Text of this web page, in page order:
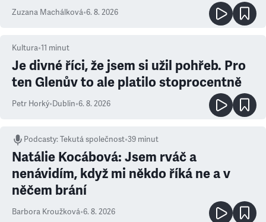
Zuzana Machálková•6. 8. 2026
Kultura•11 minut
Je divné říci, že jsem si užil pohřeb. Pro
ten Glenův to ale platilo stoprocentně
Petr Horký•Dublin•6. 8. 2026
Podcasty:Tekutá společnost•39 minut
Natálie Kocábová: Jsem rváč a
nenávidím, když mi někdo říká ne a v
něčem brání
Barbora Kroužková•6. 8. 2026